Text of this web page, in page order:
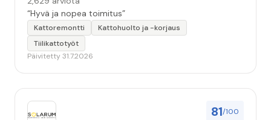
“Hyvä ja nopea toimitus”
Kattoremontti
Kattohuolto ja -korjaus
Tiilikattotyöt
Päivitetty 31.7.2026
81/100